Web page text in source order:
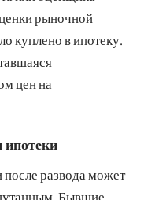
рыночной
куплено в ипотеку.
цен на
ипотеки
развода может